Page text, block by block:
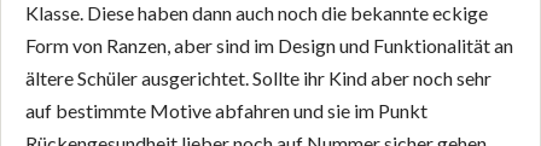
Klasse. Diese haben dann auch noch die bekannte eckige
Form von Ranzen, aber sind im Design und Funktionalität an
ältere Schüler ausgerichtet. Sollte ihr Kind aber noch sehr
auf bestimmte Motive abfahren und sie im Punkt